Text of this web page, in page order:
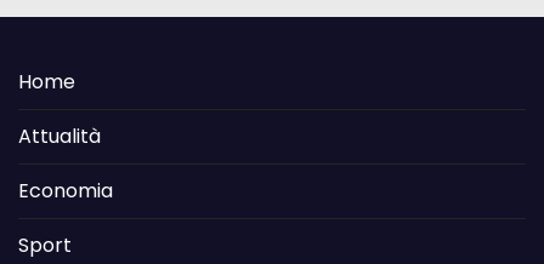
Home
Attualità
Economia
Sport